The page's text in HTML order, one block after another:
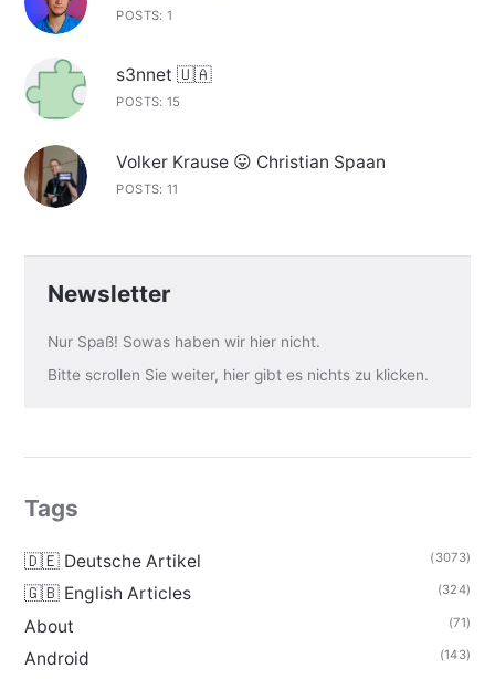
POSTS: 1
s3nnet 🇺🇦
POSTS: 15
Volker Krause 😛 Christian Spaan
POSTS: 11
Newsletter
Nur Spaß! Sowas haben wir hier nicht.
Bitte scrollen Sie weiter, hier gibt es nichts zu klicken.
Tags
🇩🇪 Deutsche Artikel (3073)
🇬🇧 English Articles (324)
About (71)
Android (143)